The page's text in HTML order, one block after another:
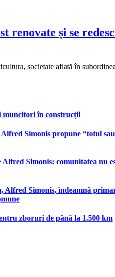
și se
societate aflată în
muncitori în construcții
Simonis propune “totul
Simonis: comunitatea nu
Simonis, îndeamnă
zboruri de până la 1.500 km